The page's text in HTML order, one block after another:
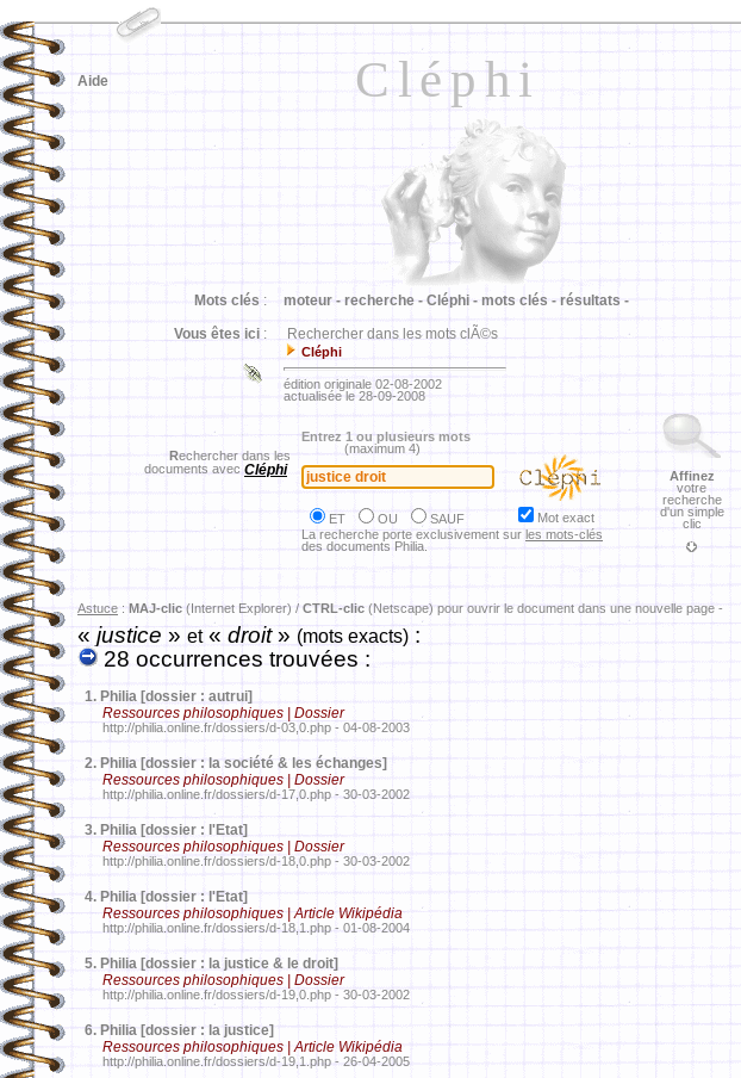
Cléphi
Aide
Mots clés : moteur - recherche - Cléphi - mots clés - résultats -
Vous êtes ici : Rechercher dans les mots clÃ©s
Cléphi
édition originale 02-08-2002
actualisée le 28-09-2008
Rechercher dans les
documents avec Cléphi
Entrez 1 ou plusieurs mots
(maximum 4)
ET OU SAUF
Mot exact
La recherche porte exclusivement sur les mots-clés
des documents Philia.
Affinez
votre
recherche
d'un simple
clic
Astuce : MAJ-clic (Internet Explorer) / CTRL-clic (Netscape) pour ouvrir le document dans une nouvelle page -
«justice» et« droit» (mots exacts) :
28 occurrences trouvées :
1. Philia [dossier : autrui]
Ressources philosophiques | Dossier
http://philia.online.fr/dossiers/d-03,0.php - 04-08-2003
2. Philia [dossier : la société & les échanges]
Ressources philosophiques | Dossier
http://philia.online.fr/dossiers/d-17,0.php - 30-03-2002
3. Philia [dossier : l'Etat]
Ressources philosophiques | Dossier
http://philia.online.fr/dossiers/d-18,0.php - 30-03-2002
4. Philia [dossier : l'Etat]
Ressources philosophiques | Article Wikipédia
http://philia.online.fr/dossiers/d-18,1.php - 01-08-2004
5. Philia [dossier : la justice & le droit]
Ressources philosophiques | Dossier
http://philia.online.fr/dossiers/d-19,0.php - 30-03-2002
6. Philia [dossier : la justice]
Ressources philosophiques | Article Wikipédia
http://philia.online.fr/dossiers/d-19,1.php - 26-04-2005